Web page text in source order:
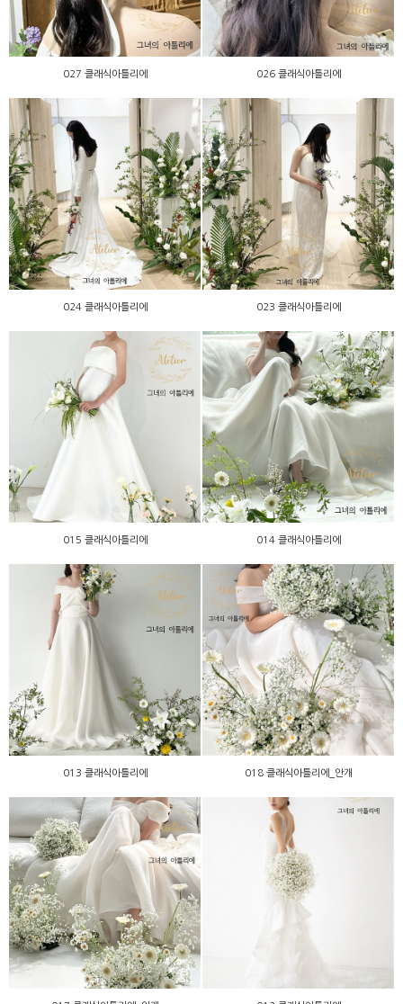
027 클래식아틀리에 026 클래식아틀리에
024 클래식아틀리에
024 클래식아틀리에
023 클래식아틀리에
023 클래식아틀리에
015 클래식아틀리에
015 클래식아틀리에
014 클래식아틀리에
014 클래식아틀리에
013 클래식아틀리에
013 클래식아틀리에
018 클래식아틀리에_안개
018 클래식아틀리에_안개
017 클래식아틀리에_안개 012 클래식아틀리에